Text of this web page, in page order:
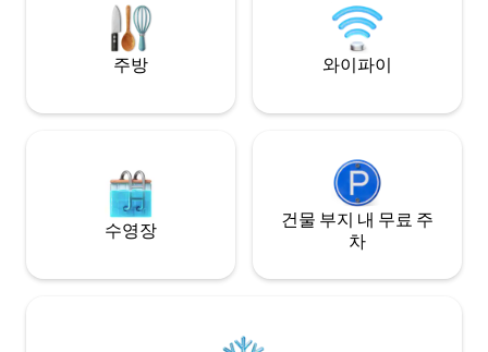
moderno apartamento cuenta con una
cama doble amplia y cómoda, perfecta
para un descanso reparador, y un baño
completo con todo lo necesario para tu
sofá cómodo y una decoración moderna
electrodomésticos de última generación
para que puedas preparar tus comidas
con facilidad. Disfruta de un balcón
privado con vistas panorámicas al mar,
relajarte por la tarde con la brisa del
estoy disponible
horas, para
necesidad o
nosotras! En esta casa si se rompe algo,
hora de la salida
Podréis
salir del
dejar el equipaje
transporte a
destino(⁠◠⁠‿⁠・⁠
주방 와이파이
수영장
건물 부지 내 무료 주
차